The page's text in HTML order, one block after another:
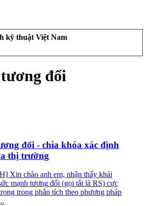
kỹ thuật Việt Nam
đối
đối - chìa khóa xác định
thị trường
Xin chào anh em, nhận thấy khái
mạnh tương đối (gọi tắt là RS) cực
trong phân tích theo phương pháp